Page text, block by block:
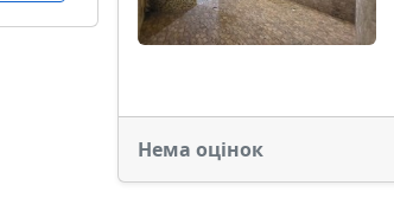
Нема оцінок